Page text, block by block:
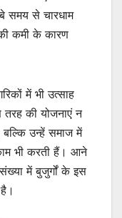
समय से चारधाम
कमी के कारण
में भी उत्साह
तरह की योजनाएं न
बल्कि उन्हें समाज में
भी करती हैं। आने
में बुजुर्गों के इस